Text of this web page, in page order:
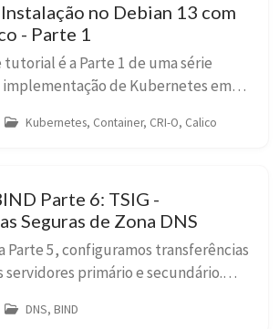
no Debian 13 com
- Parte 1
é a Parte 1 de uma série
de Kubernetes em
robusto, com suporte co...
Kubernetes, Container, CRI-O, Calico
Parte 6: TSIG -
Seguras de Zona DNS
Parte 5, configuramos transferências
servidores primário e secundário.
Qualquer servidor que c...
DNS, BIND